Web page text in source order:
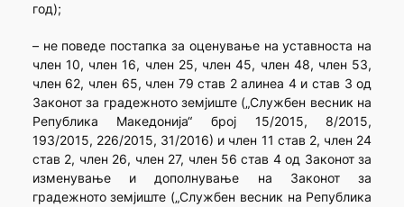
год);
– не поведе постапка за оценување на уставноста на
член 10, член 16, член 25, член 45, член 48, член 53,
член 62, член 65, член 79 став 2 алинеа 4 и став 3 од
Законот за градежното земјиште („Службен весник на
Република Македонија“ број 15/2015, 8/2015,
193/2015, 226/2015, 31/2016) и член 11 став 2, член 24
став 2, член 26, член 27, член 56 став 4 од Законот за
изменување и дополнување на Законот за
градежното земјиште („Службен весник на Република